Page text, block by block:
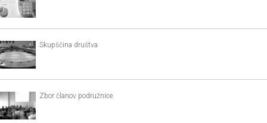
Skupščina društva
Zbor članov podružnice